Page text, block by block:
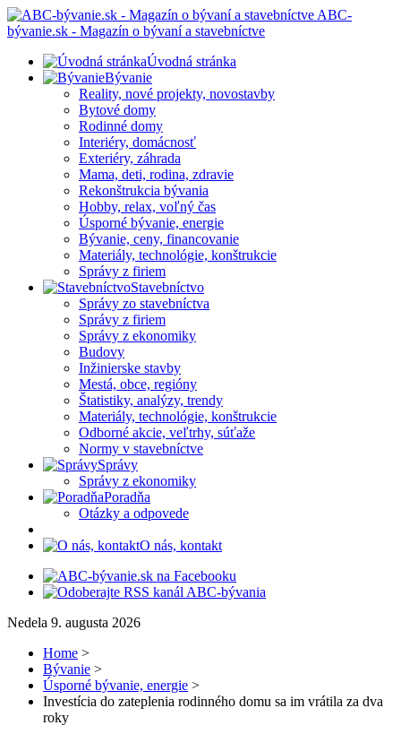
ABC-
bývanie.sk - Magazín o bývaní a stavebníctve
Úvodná stránka
Bývanie
Reality, nové projekty, novostavby
Bytové domy
Rodinné domy
Interiéry, domácnosť
Exteriéry, záhrada
Mama, deti, rodina, zdravie
Rekonštrukcia bývania
Hobby, relax, voľný čas
Úsporné bývanie, energie
Bývanie, ceny, financovanie
Materiály, technológie, konštrukcie
Správy z firiem
Stavebníctvo
Správy zo stavebníctva
Správy z firiem
Správy z ekonomiky
Budovy
Inžinierske stavby
Mestá, obce, regióny
Štatistiky, analýzy, trendy
Materiály, technológie, konštrukcie
Odborné akcie, veľtrhy, súťaže
Normy v stavebníctve
Správy
Správy z ekonomiky
Poradňa
Otázky a odpovede
O nás, kontakt
Nedela 9. augusta 2026
Home >
Bývanie >
Úsporné bývanie, energie >
Investícia do zateplenia rodinného domu sa im vrátila za dva
roky